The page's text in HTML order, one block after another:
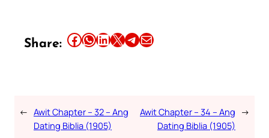
Share: Share this article on Facebook Share this article on WhatsApp Share this article on LinkedIn Share this article on X Share this article on TelegramEmail this Article
← Awit Chapter – 32 – Ang
Dating Biblia (1905)
Awit Chapter – 34 – Ang
Dating Biblia (1905)
→